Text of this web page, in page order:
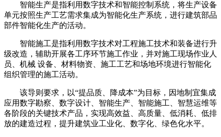
智能生产是指利用数字技术和智能控制系统，将生产设备
单元按照生产工艺需求集成为智能化生产系统，进行建筑部品
部件智能化生产的活动。
智能施工是指利用数字技术对工程施工技术和装备进行升
级改造，辅助开展各工序环节施工作业，并对施工现场作业人
员、机械 设备、材料物资、施工工艺和场地环境进行智能化
组织管理的施工活动。
该导则要求，以“提品质、降成本”为目标，因地制宜集成
应用数字勘察、数字设计、智能生产、智能施工、智慧运维等
各阶段的关键技术产品，实现高效益、高质量、低消耗、低排
放的建造过程，提升建筑业工业化、数字化、绿色化水平。